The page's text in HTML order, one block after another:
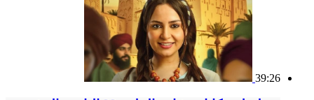
39:26